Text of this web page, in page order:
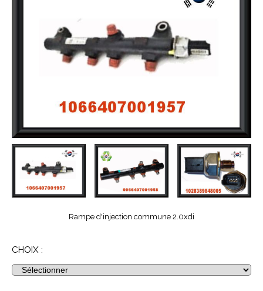
Rampe d'injection commune 2.0xdi
CHOIX :